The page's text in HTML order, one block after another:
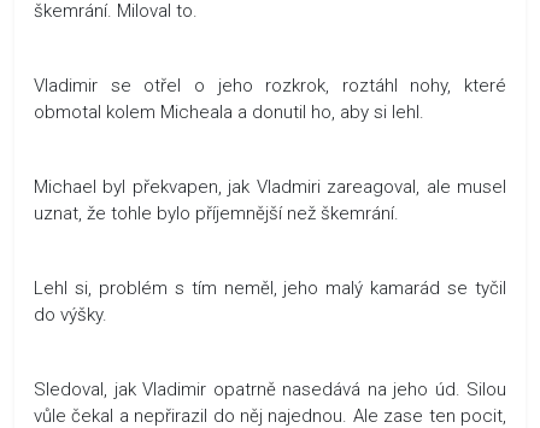
škemrání. Miloval to.
Vladimir se otřel o jeho rozkrok, roztáhl nohy, které
obmotal kolem Micheala a donutil ho, aby si lehl.
Michael byl překvapen, jak Vladmiri zareagoval, ale musel
uznat, že tohle bylo příjemnější než škemrání.
Lehl si, problém s tím neměl, jeho malý kamarád se tyčil
do výšky.
Sledoval, jak Vladimir opatrně nasedává na jeho úd. Silou
vůle čekal a nepřirazil do něj najednou. Ale zase ten pocit,